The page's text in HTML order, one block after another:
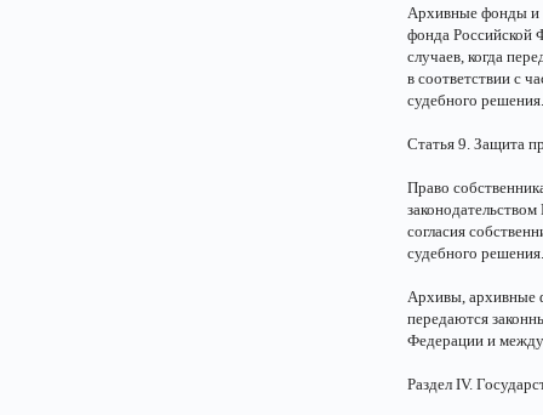
Архивные фонды и
фонда Российской
случаев, когда
в соответствии с
судебного решения.
Статья 9. Защита
Право
согласия
судебного решения.
Архивы, архивные
передаются
Федерации и
Раздел IV.